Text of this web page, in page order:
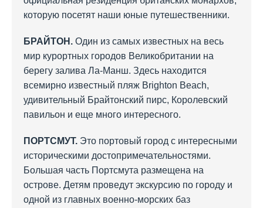
которую посетят наши юные путешественники.
БРАЙТОН. Один из самых известных на весь
мир курортных городов Великобритании на
берегу залива Ла-Манш. Здесь находится
всемирно известный пляж Brighton Beach,
удивительный Брайтонский пирс, Королевский
павильон и еще много интересного.
ПОРТСМУТ. Это портовый город с интересными
историческими достопримечательностями.
Большая часть Портсмута размещена на
острове. Детям проведут экскурсию по городу и
одной из главных военно-морских баз